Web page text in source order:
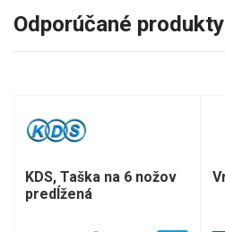
Odporúčané produkty
KDS, Taška na 6 nožov
predĺžená